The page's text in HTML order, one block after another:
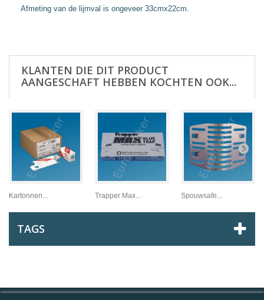
Afmeting van de lijmval is ongeveer 33cmx22cm.
KLANTEN DIE DIT PRODUCT
AANGESCHAFT HEBBEN KOCHTEN OOK...
Kartonnen... Trapper Max... Spouwsafe...
TAGS